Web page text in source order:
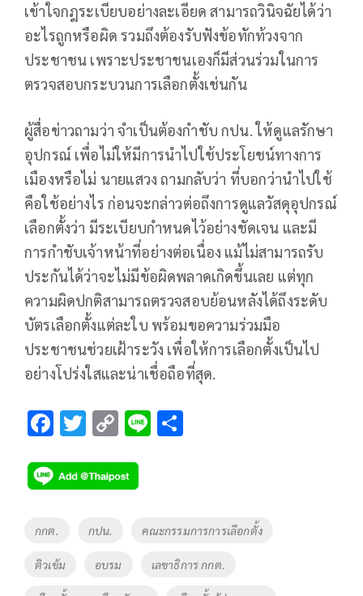
เข้าใจกฎระเบียบอย่างละเอียด สามารถวินิจฉัยได้ว่า
อะไรถูกหรือผิด รวมถึงต้องรับฟังข้อทักท้วงจาก
ประชาชน เพราะประชาชนเองก็มีส่วนร่วมในการ
ตรวจสอบกระบวนการเลือกตั้งเช่นกัน
ผู้สื่อข่าวถามว่า จำเป็นต้องกำชับ กปน. ให้ดูแลรักษา
อุปกรณ์ เพื่อไม่ให้มีการนำไปใช้ประโยชน์ทางการ
เมืองหรือไม่ นายแสวง ถามกลับว่า ที่บอกว่านำไปใช้
คือใช้อย่างไร ก่อนจะกล่าวต่อถึงการดูแลวัสดุอุปกรณ์
เลือกตั้งว่า มีระเบียบกำหนดไว้อย่างชัดเจน และมี
การกำชับเจ้าหน้าที่อย่างต่อเนื่อง แม้ไม่สามารถรับ
ประกันได้ว่าจะไม่มีข้อผิดพลาดเกิดขึ้นเลย แต่ทุก
ความผิดปกติสามารถตรวจสอบย้อนหลังได้ถึงระดับ
บัตรเลือกตั้งแต่ละใบ พร้อมขอความร่วมมือ
ประชาชนช่วยเฝ้าระวัง เพื่อให้การเลือกตั้งเป็นไป
อย่างโปร่งใสและน่าเชื่อถือที่สุด.
F
e
b
o
o
k
T
tt
er
C
p
y
k
Li
Tags
กกต. กปน. คณะกรรมการการเลือกตั้ง
ติวเข้ม อบรม เลขาธิการ กกต.